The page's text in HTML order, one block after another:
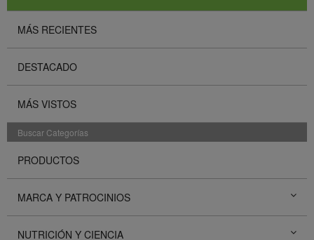
MÁS RECIENTES
DESTACADO
MÁS VISTOS
Buscar Categorías
PRODUCTOS
MARCA Y PATROCINIOS
NUTRICIÓN Y CIENCIA